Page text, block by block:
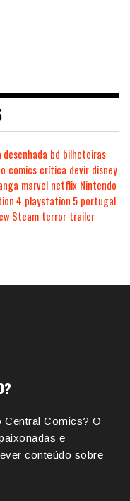
desenhada bd bilheteiras
comics crítica devir disney
marvel netflix Nintendo
4 playstation 5 portugal
Steam terror trailer
Central Comics? O
e
conteúdo sobre